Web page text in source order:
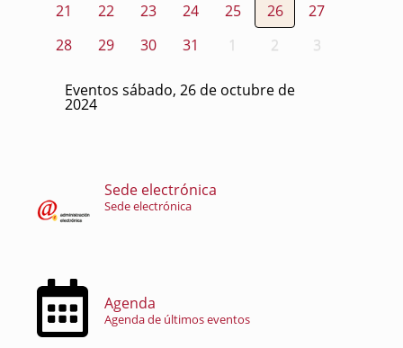
21
22 23 24 25 26
27
28
29 30 31 1 2 3
Eventos sábado, 26 de octubre de
2024
Sede electrónica
Sede electrónica
Agenda
Agenda de últimos eventos